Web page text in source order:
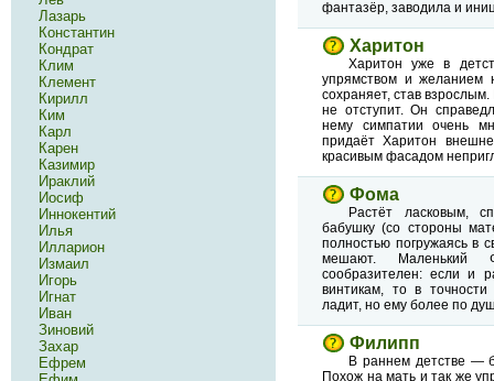
фантазёр, заводила и
Харитон
Харитон уже в
упрямством и желанием
сохраняет, став
не отступит. Он
нему симпатии очень
придаёт Харитон
красивым фасадом
Фома
Растёт ласковым,
бабушку (со стороны
полностью погружаясь в
мешают. Маленький
сообразителен: если и
винтикам, то в
ладит, но ему более по
Филипп
В раннем детстве —
Похож на мать и так же
Лазарь
Константин
Кондрат
Клим
Клемент
Кирилл
Ким
Карл
Карен
Казимир
Ираклий
Иосиф
Иннокентий
Илья
Илларион
Измаил
Игорь
Игнат
Иван
Зиновий
Захар
Ефрем